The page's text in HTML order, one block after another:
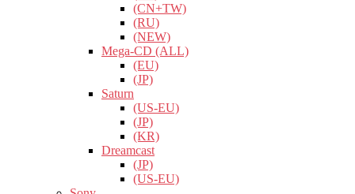
(CN+TW)
(RU)
(NEW)
Mega-CD (ALL)
(EU)
(JP)
Saturn
(US-EU)
(JP)
(KR)
Dreamcast
(JP)
(US-EU)